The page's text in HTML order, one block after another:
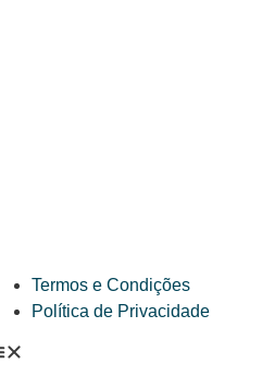
Termos e Condições
Política de Privacidade